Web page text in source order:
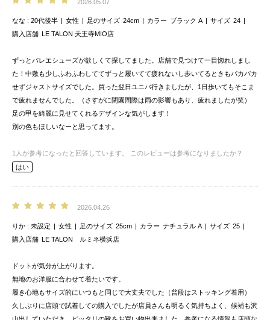
2026.05.07
なな 20代後半 女性 足のサイズ 24cm カラー ブラック A サイズ 24
購入店舗 LE TALON 天王寺MIO店
ずっとバレエシューズが欲しくて探してました。店舗で見つけて一目惚れしまし
た！中敷も少しふわふわしててずっと履いてて疲れないし歩いてるときもパカパカ
せずジャストサイズでした。買った翌日ユニバ行きましたが、1日歩いてもそこま
で疲れませんでした。（さすがに閉園間際は雨の影響もあり、疲れましたが笑）
足の甲を綺麗に見せてくれるデザインな気がします！
別の色もほしいなーと思ってます。
1 人が参考になったと回答しています。
このレビューは参考になりましたか？
はい
2026.04.26
りか 未設定 女性 足のサイズ 25cm カラー ナチュラル A サイズ 25
購入店舗 LE TALON ルミネ横浜店
ドットが気分が上がります。
無地のお洋服に合わせて着たいです。
履き心地もサイズ的にいつもと同じで大丈夫でした（普段はストッキング着用）
久しぶりに店頭で試着しての購入でしたが店員さんも明るく気持ちよく、候補も沢